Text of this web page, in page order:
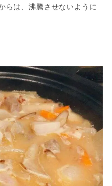
らは、沸騰させないように